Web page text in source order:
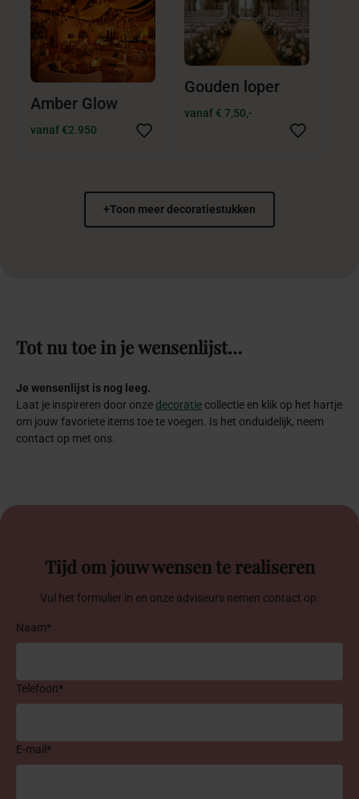
Amber Glow
vanaf €2.950
Gouden loper
vanaf € 7,50,-
+Toon meer decoratiestukken
Tot nutoe injewensenlijst…
Je wensenlijst is nog leeg.
Laat je inspireren door onze decoratie collectie en klik op het hartje
om jouw favoriete items toe te voegen. Is het onduidelijk, neem
contact op met ons.
Tijd om jouw wensen te realiseren
Vul het formulier in en onze adviseurs nemen contact op.
Naam*
Telefoon*
E-mail*